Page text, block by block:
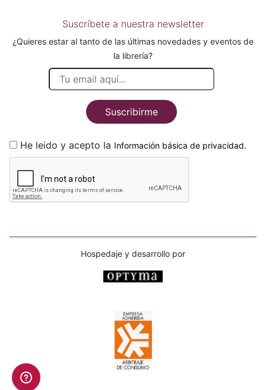
Suscríbete a nuestra newsletter
¿Quieres estar al tanto de las últimas novedades y eventos de
la librería?
Suscribirme
He leido y acepto la Información básica de privacidad.
Hospedaje y desarrollo por